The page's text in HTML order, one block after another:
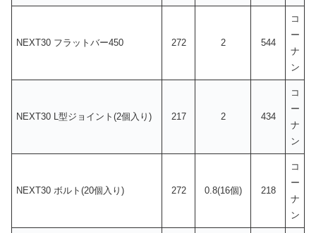
NEXT30 フラットバー450 272 2 544
コ
ー
ナ
ン
NEXT30 L型ジョイント(2個入り) 217 2 434
コ
ー
ナ
ン
NEXT30 ボルト(20個入り) 272 0.8(16個) 218
コ
ー
ナ
ン